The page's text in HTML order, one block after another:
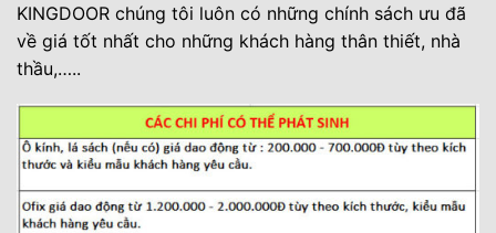
KINGDOOR chúng tôi luôn có những chính sách ưu đã
về giá tốt nhất cho những khách hàng thân thiết, nhà
thầu,…..